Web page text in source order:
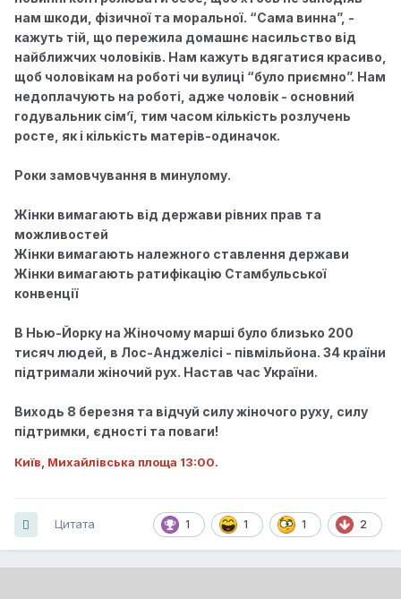
нам шкоди, фізичної та моральної. “Сама винна”, -
кажуть тій, що пережила домашнє насильство від
найближчих чоловіків. Нам кажуть вдягатися красиво,
щоб чоловікам на роботі чи вулиці “було приємно”. Нам
недоплачують на роботі, адже чоловік - основний
годувальник сім’ї, тим часом кількість розлучень
росте, як і кількість матерів-одиначок.
Роки замовчування в минулому.
Жінки вимагають від держави рівних прав та
можливостей
Жінки вимагають належного ставлення держави
Жінки вимагають ратифікацію Стамбульської
конвенції
В Нью-Йорку на Жіночому марші було близько 200
тисяч людей, в Лос-Анджелісі - півмільйона. 34 країни
підтримали жіночий рух. Настав час України.
Виходь 8 березня та відчуй силу жіночого руху, силу
підтримки, єдності та поваги!
Київ, Михайлівська площа 13:00.
1 1 1 2
Цитата